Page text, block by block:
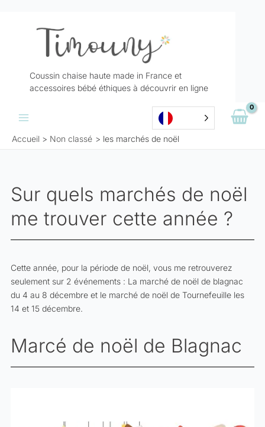
Coussin chaise haute made in France et
accessoires bébé éthiques à découvrir en ligne
Accueil Non classé les marchés de noël
Sur quels marchés de noël
me trouver cette année ?
Cette année, pour la période de noël, vous me retrouverez
seulement sur 2 événements : La marché de noël de blagnac
du 4 au 8 décembre et le marché de noël de Tournefeuille les
14 et 15 décembre.
Marcé de noël de Blagnac